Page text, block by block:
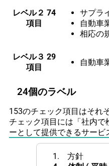
レベル２ 74
項目
サプラ
自動車
相応の
レベル３ 29
項目
自動車
24個のラベル
153のチェック項目はそれ
チェック項目には「社内
ーとして提供できるサービ
1. 方針